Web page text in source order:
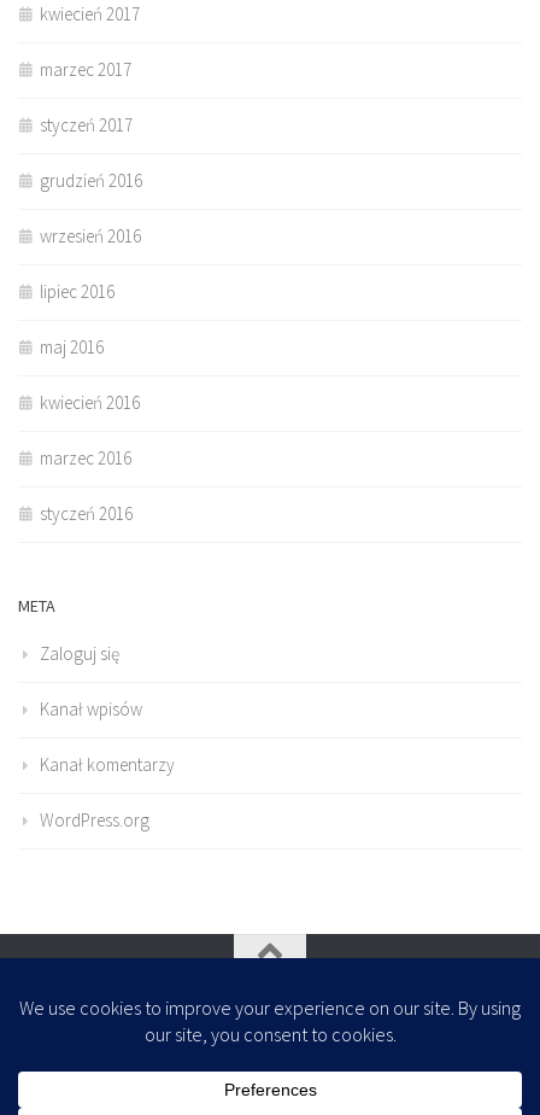
kwiecień 2017
marzec 2017
styczeń 2017
grudzień 2016
wrzesień 2016
lipiec 2016
maj 2016
kwiecień 2016
marzec 2016
styczeń 2016
META
Zaloguj się
Kanał wpisów
Kanał komentarzy
WordPress.org
- Zaprojektowany z